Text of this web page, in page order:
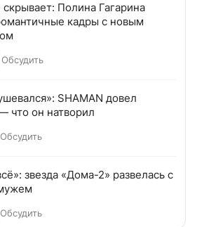
Полина Гагарина
кадры с новым
Обсудить
SHAMAN довел
что он натворил
Обсудить
звезда «Дома-2» развелась с
Обсудить